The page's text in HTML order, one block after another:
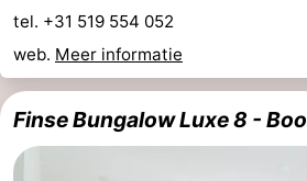
-
Terschelling
-
Vlieland
-
tel. +31 519 554 052
web. Meer informatie
Finse Bungalow Luxe 8 -